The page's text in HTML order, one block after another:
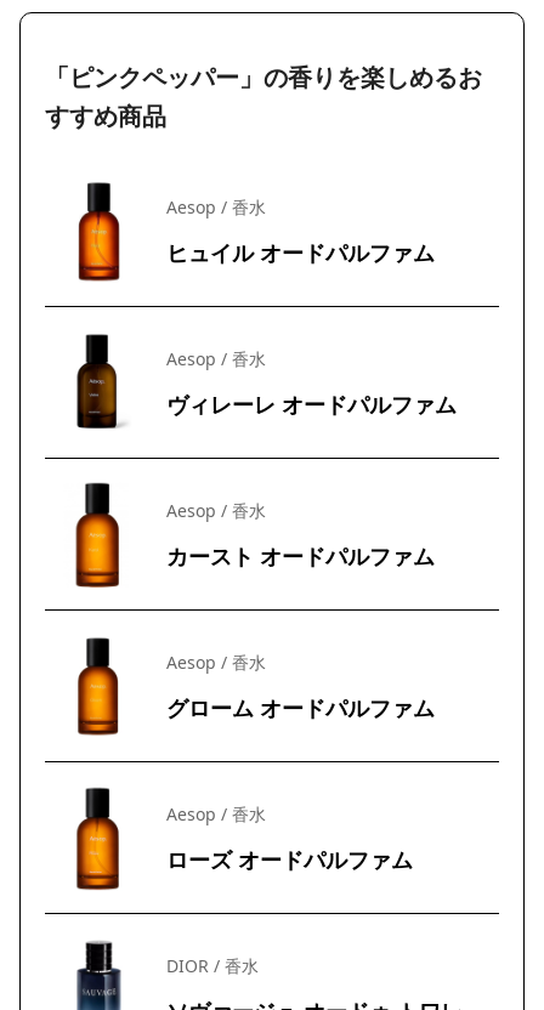
「ピンクペッパー」の香りを楽しめるお
すすめ商品
Aesop / 香水
ヒュイル オードパルファム
Aesop / 香水
ヴィレーレ オードパルファム
Aesop / 香水
カースト オードパルファム
Aesop / 香水
グローム オードパルファム
Aesop / 香水
ローズ オードパルファム
DIOR / 香水